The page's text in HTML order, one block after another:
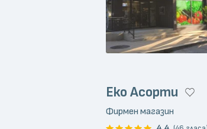
Еко Асорти
Фирмен магазин